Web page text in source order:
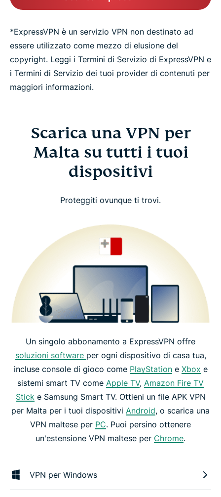
*ExpressVPN è un servizio VPN non destinato ad
essere utilizzato come mezzo di elusione del
copyright. Leggi i Termini di Servizio di ExpressVPN e
i Termini di Servizio dei tuoi provider di contenuti per
maggiori informazioni.
Scarica una VPN per
Malta su tutti i tuoi
dispositivi
Proteggiti ovunque ti trovi.
Un singolo abbonamento a ExpressVPN offre
soluzioni software per ogni dispositivo di casa tua,
incluse console di gioco come PlayStatione Xbox e
sistemi smart TV come Apple TV, Amazon Fire TV
Stick e Samsung Smart TV. Ottieni un file APK VPN
per Malta per i tuoi dispositivi Android, o scarica una
VPN maltese per PC. Puoi persino ottenere
un'estensione VPN maltese per Chrome.
VPN per Windows